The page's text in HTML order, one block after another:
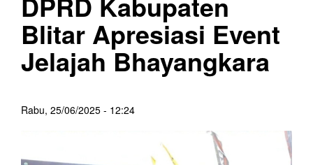
Blitar Apresiasi Event
Jelajah Bhayangkara
Rabu, 25/06/2025 - 12:24